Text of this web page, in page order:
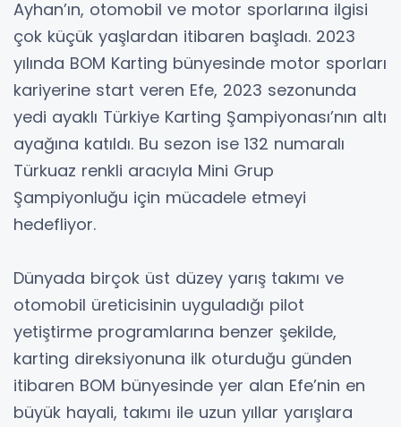
Ayhan’ın, otomobil ve motor sporlarına ilgisi
çok küçük yaşlardan itibaren başladı. 2023
yılında BOM Karting bünyesinde motor sporları
kariyerine start veren Efe, 2023 sezonunda
yedi ayaklı Türkiye Karting Şampiyonası’nın altı
ayağına katıldı. Bu sezon ise 132 numaralı
Türkuaz renkli aracıyla Mini Grup
Şampiyonluğu için mücadele etmeyi
hedefliyor.
Dünyada birçok üst düzey yarış takımı ve
otomobil üreticisinin uyguladığı pilot
yetiştirme programlarına benzer şekilde,
karting direksiyonuna ilk oturduğu günden
itibaren BOM bünyesinde yer alan Efe’nin en
büyük hayali, takımı ile uzun yıllar yarışlara